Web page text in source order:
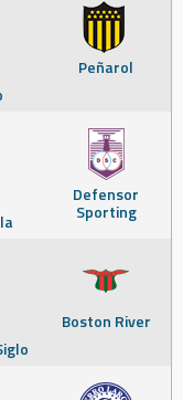
Peñarol
Defensor
Sporting
Boston River